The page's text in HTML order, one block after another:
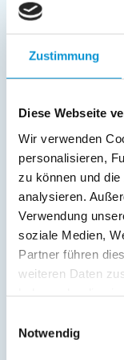
Zustimmung
Diese Webseite
Wir verwenden
personalisieren,
zu können und
analysieren.
Verwendung
soziale Medien,
Partner führen
weiteren Daten
Notwendig
Kinderhochstuhl
Parkplatz
Terrasse
Service:
Verpflegung:
Beschreibung
Ferienwohnung